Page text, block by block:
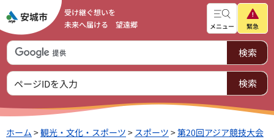
受け継ぐ想いを
未来へ届ける 望遠郷
メニュー 緊急
ホーム >観光・文化・スポーツ > スポーツ >第20回アジア競技大会